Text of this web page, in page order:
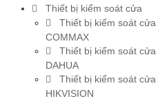
Thiết bị kiểm soát cửa
Thiết bị kiểm soát cửa
COMMAX
Thiết bị kiểm soát cửa
DAHUA
Thiết bị kiểm soát cửa
HIKVISION